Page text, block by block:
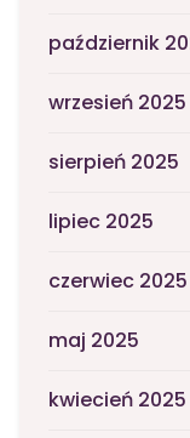
październik
wrzesień 2025
sierpień 2025
lipiec 2025
czerwiec 2025
maj 2025
kwiecień 2025